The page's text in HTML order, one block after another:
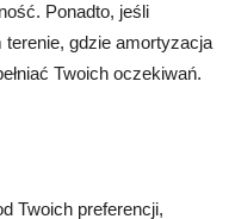
Ponadto, jeśli
terenie, gdzie amortyzacja
Twoich oczekiwań.
Twoich preferencji,